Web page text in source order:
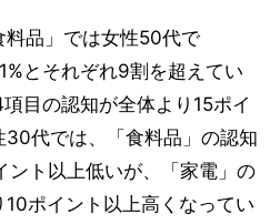
品」では女性50代で
とそれぞれ9割を超えてい
目の認知が全体より15ポイ
30代では、「食料品」の認知
ント以上低いが、「家電」の
ポイント以上高くなってい